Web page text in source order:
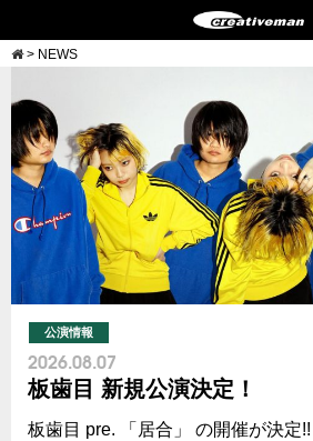
> NEWS
公演情報
2026.08.07
板歯目 新規公演決定！
板歯目 pre. 「居合」 の開催が決定!!